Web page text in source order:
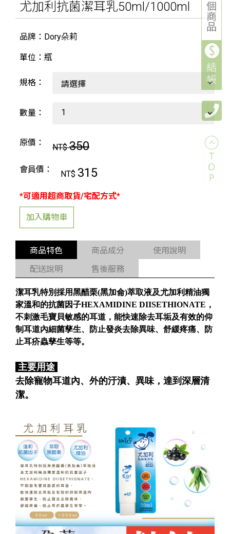
個
商
品
結
帳
尤加利抗菌潔耳乳50ml/1000ml
品牌：Dory朵莉
單位：瓶
規格：
數量：
原價： NT$350
會員價： NT$ 315
*可適用超商取貨/宅配方式*
加入購物車
商品特色 商品成分
使用說明
配送說明
售後服務
潔耳乳特別採用黑醋栗(黑加侖)萃取液及尤加利精油獨
家溫和的抗菌因子HEXAMIDINE DIISETHIONATE，
不刺激毛寶貝敏感的耳道，能快速除去耳垢及有效的仰
制耳道內細菌孳生、防止發炎去除異味、舒緩疼痛、防
止耳疥蟲孳生等等。
主要用途
去除寵物耳道內、外的汙漬、異味，達到深層清
潔。